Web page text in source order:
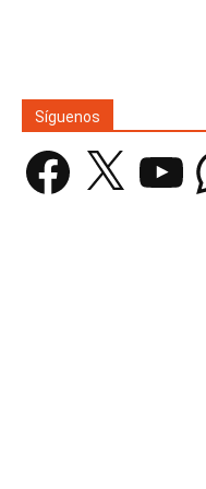
Síguenos
Facebook YouTube